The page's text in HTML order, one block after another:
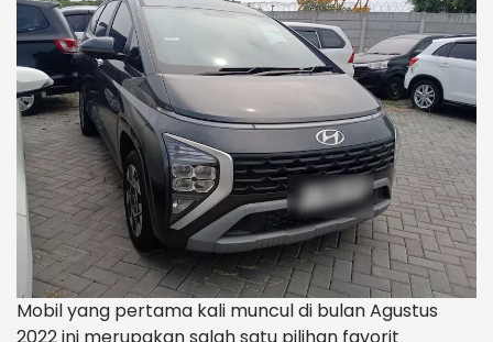
Mobil yang pertama kali muncul di bulan Agustus